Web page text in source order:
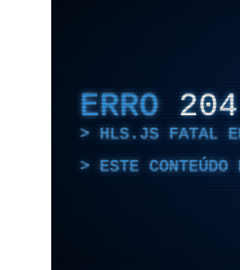
ERRO 204
HLS.JS FATAL
ESTE